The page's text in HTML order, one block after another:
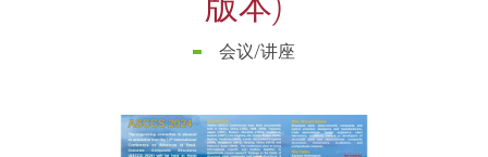
会议/讲座